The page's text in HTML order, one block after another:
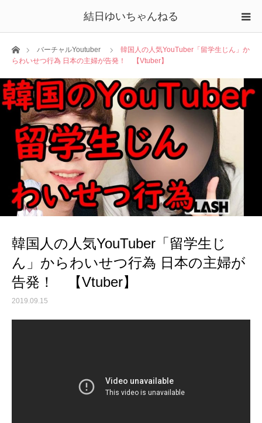
結日ゆいちゃんねる
ホームバーチャルYoutuber
韓国人の人気YouTuber「留学生じん」か
らわいせつ行為 日本の主婦が告発！ 【Vtuber】
韓国人の人気YouTuber「留学生じ
ん」からわいせつ行為 日本の主婦が
告発！ 【Vtuber】
2019.09.15